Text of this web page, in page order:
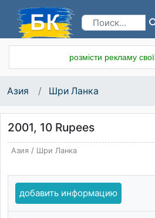
розмісти рекламу
Азия Шри Ланка
2001, 10 Rupees
Азия/ Шри Ланка
добавить информацию